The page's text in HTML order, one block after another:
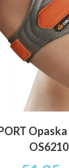
OS6210